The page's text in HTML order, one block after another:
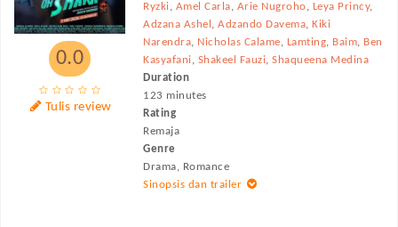
0.0
Tulis review
Ryzki, Amel Carla, Arie Nugroho, Leya Princy,
Adzana Ashel ,Adzando Davema,Kiki
Narendra, Nicholas Calame, Lamting, Baim, Ben
Kasyafani, Shakeel Fauzi,Shaqueena Medina
Duration
123 minutes
Rating
Remaja
Genre
Drama, Romance
Sinopsis dan trailer